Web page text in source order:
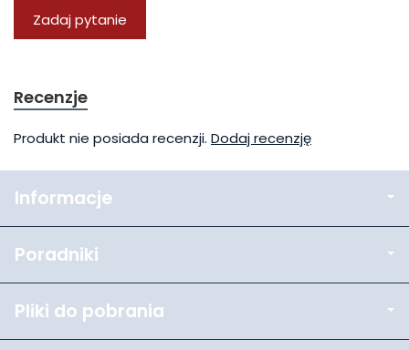
Zadaj pytanie
Recenzje
Produkt nie posiada recenzji. Dodaj recenzję
Informacje
Poradniki
Pliki do pobrania